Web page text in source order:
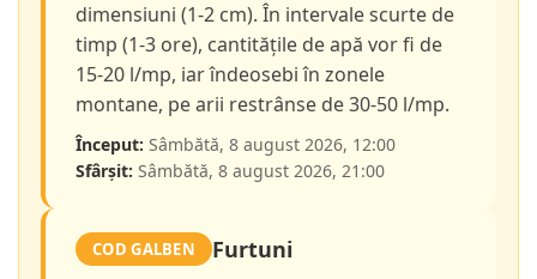
dimensiuni (1-2 cm). În intervale scurte de
timp (1-3 ore), cantitățile de apă vor fi de
15-20 l/mp, iar îndeosebi în zonele
montane, pe arii restrânse de 30-50 l/mp.
Început: Sâmbătă, 8 august 2026, 12:00
Sfârșit: Sâmbătă, 8 august 2026, 21:00
COD GALBEN Furtuni